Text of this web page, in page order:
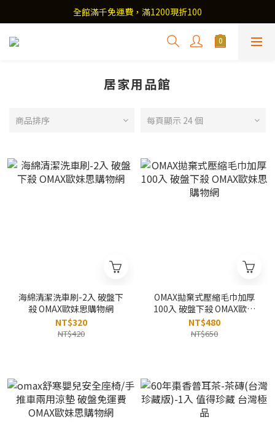
全館滿千免運費，滿1200現折100
居家用品館
商品排序 每頁顯示 24 個
海綿清潔洗車刷-2入 破盤下
殺 OMAX歐妹思購物網
NT$320
NT$420
OMAX拋棄式壓縮毛巾加厚
100入 破盤下殺 OMAX歐妹
思購物網
NT$480
NT$650